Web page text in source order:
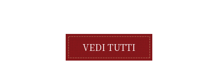
VEDI TUTTI